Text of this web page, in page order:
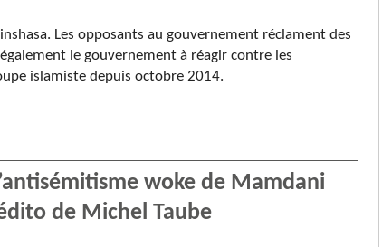
Les opposants au gouvernement réclament des
le gouvernement à réagir contre les
islamiste depuis octobre 2014.
woke de Mamdani
de Michel Taube